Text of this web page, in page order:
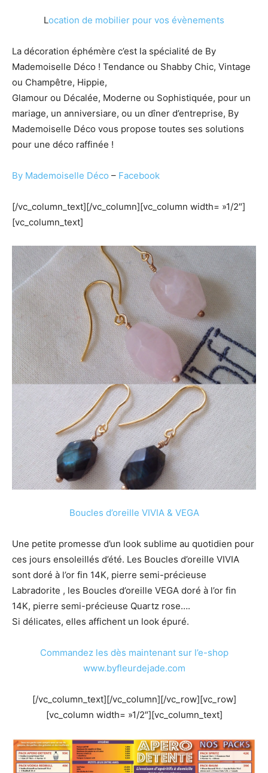
Location de mobilier pour vos évènements
La décoration éphémère c’est la spécialité de By
Mademoiselle Déco ! Tendance ou Shabby Chic, Vintage
ou Champêtre, Hippie,
Glamour ou Décalée, Moderne ou Sophistiquée, pour un
mariage, un anniversiare, ou un dîner d’entreprise, By
Mademoiselle Déco vous propose toutes ses solutions
pour une déco raffinée !
By Mademoiselle Déco – Facebook
[/vc_column_text][/vc_column][vc_column width= »1/2″]
[vc_column_text]
Boucles d’oreille VIVIA & VEGA
Une petite promesse d’un look sublime au quotidien pour
ces jours ensoleillés d’été. Les Boucles d’oreille VIVIA
sont doré à l’or fin 14K, pierre semi-précieuse
Labradorite , les Boucles d’oreille VEGA doré à l’or fin
14K, pierre semi-précieuse Quartz rose….
Si délicates, elles affichent un look épuré.
Commandez les dès maintenant sur l’e-shop
www.byfleurdejade.com
[/vc_column_text][/vc_column][/vc_row][vc_row]
[vc_column width= »1/2″][vc_column_text]